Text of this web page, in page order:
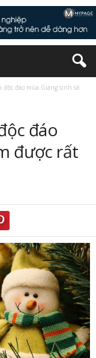
đáo mùa Giáng sinh sẽ
đáo
được rất